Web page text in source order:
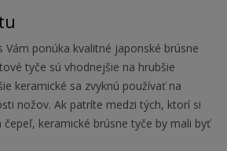
Vám ponúka kvalitné japonské brúsne
tyče sú vhodnejšie na hrubšie
keramické sa zvyknú používať na
nožov. Ak patríte medzi tých, ktorí si
keramické brúsne tyče by mali byť